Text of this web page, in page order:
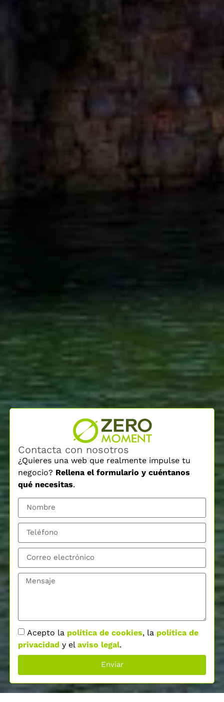
Contacta con nosotros
¿Quieres una web que realmente impulse tu
negocio? Rellena el formulario y cuéntanos
qué necesitas.
Acepto la política de cookies, la política de
privacidad y el aviso legal.
Enviar